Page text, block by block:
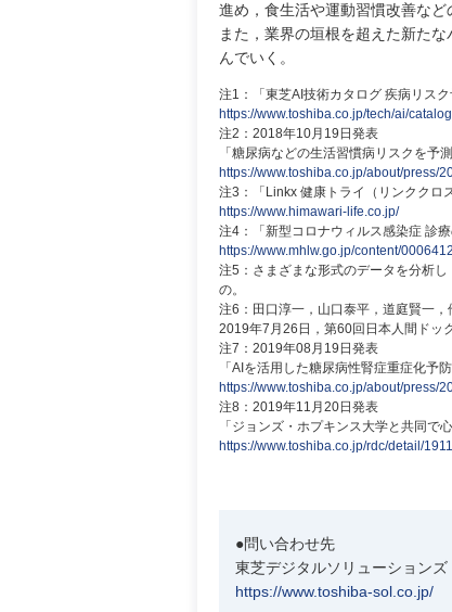
進め，食生活や運動習慣改善など
また，業界の垣根を超えた新た
んでいく。
注1：「東芝AI技術カタログ 疾病リスク
https://www.toshiba.co.jp/tech/ai/
注2：2018年10月19日発表
「糖尿病などの生活習慣病リスクを
https://www.toshiba.co.jp/about/press/
注3：「Linkx 健康トライ（リンククロ
https://www.himawari-life.co.jp/
注4：「新型コロナウィルス感染症 診
https://www.mhlw.go.jp/content/
注5：さまざまな形式のデータを分析
の。
注6：田口淳一，山口泰平，道庭賢一
2019年7月26日，第60回日本人間ドッ
注7：2019年08月19日発表
「AIを活用した糖尿病性腎症重症化予
https://www.toshiba.co.jp/about/press/
注8：2019年11月20日発表
「ジョンズ・ホプキンス大学と共同で
https://www.toshiba.co.jp/rdc/detail/
●問い合わせ先
東芝デジタルソリューションズ
https://www.toshiba-sol.co.jp/